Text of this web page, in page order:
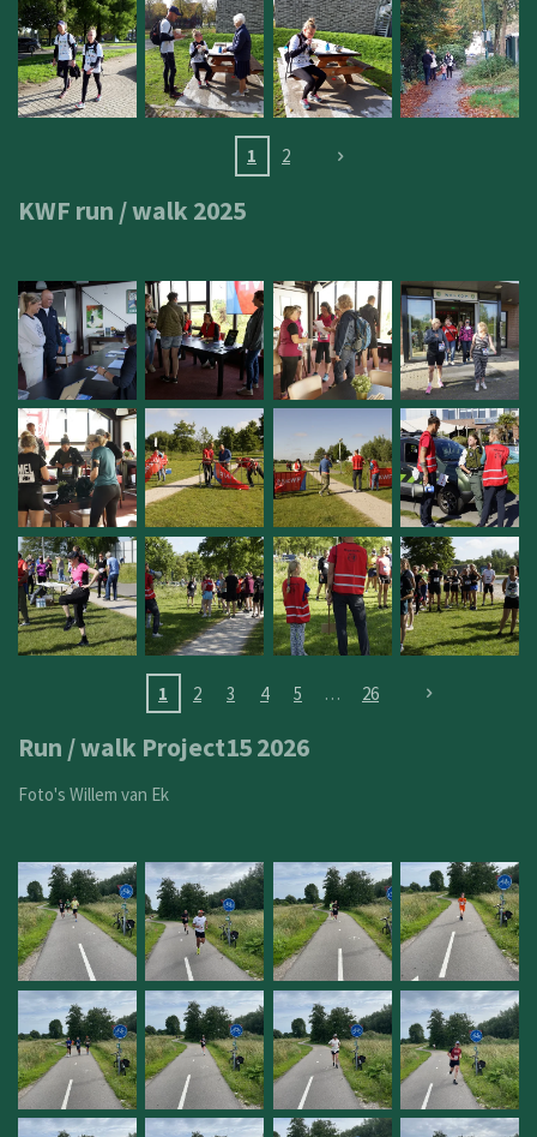
1 2
KWF run / walk 2025
1 2 3 4 5 26
Run / walk Project15 2026
Foto's Willem van Ek